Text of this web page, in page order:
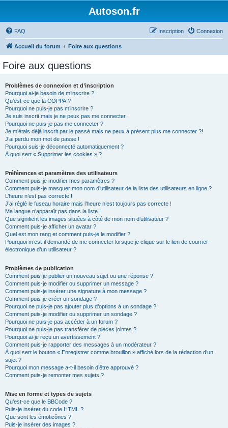
Autoson.fr
FAQ Connexion
Inscription
Accueil du forum Foire aux questions
Foire aux questions
Problèmes de connexion et d’inscription
Pourquoi ai-je besoin de m’inscrire ?
Qu’est-ce que la COPPA ?
Pourquoi ne puis-je pas m’inscrire ?
Je suis inscrit mais je ne peux pas me connecter !
Pourquoi ne puis-je pas me connecter ?
Je m’étais déjà inscrit par le passé mais ne peux à présent plus me connecter ?!
J’ai perdu mon mot de passe !
Pourquoi suis-je déconnecté automatiquement ?
À quoi sert « Supprimer les cookies » ?
Préférences et paramètres des utilisateurs
Comment puis-je modifier mes paramètres ?
Comment puis-je masquer mon nom d’utilisateur de la liste des utilisateurs en ligne ?
L’heure n’est pas correcte !
J’ai réglé le fuseau horaire mais l’heure n’est toujours pas correcte !
Ma langue n’apparaît pas dans la liste !
Que signifient les images situées à côté de mon nom d’utilisateur ?
Comment puis-je afficher un avatar ?
Quel est mon rang et comment puis-je le modifier ?
Pourquoi m’est-il demandé de me connecter lorsque je clique sur le lien de courrier
électronique d’un utilisateur ?
Problèmes de publication
Comment puis-je publier un nouveau sujet ou une réponse ?
Comment puis-je modifier ou supprimer un message ?
Comment puis-je insérer une signature à mon message ?
Comment puis-je créer un sondage ?
Pourquoi ne puis-je pas ajouter plus d’options à un sondage ?
Comment puis-je modifier ou supprimer un sondage ?
Pourquoi ne puis-je pas accéder à un forum ?
Pourquoi ne puis-je pas transférer de pièces jointes ?
Pourquoi ai-je reçu un avertissement ?
Comment puis-je rapporter des messages à un modérateur ?
À quoi sert le bouton « Enregistrer comme brouillon » affiché lors de la rédaction d’un
sujet ?
Pourquoi mon message a-t-il besoin d’être approuvé ?
Comment puis-je remonter mes sujets ?
Mise en forme et types de sujets
Qu’est-ce que le BBCode ?
Puis-je insérer du code HTML ?
Que sont les émoticônes ?
Puis-je insérer des images ?